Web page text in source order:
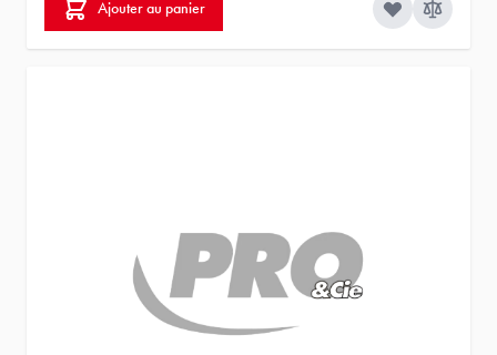
Ajouter au panier